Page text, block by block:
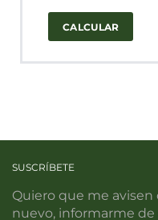
CALCULAR
SUSCRÍBETE
Quiero que me
nuevo, informarme